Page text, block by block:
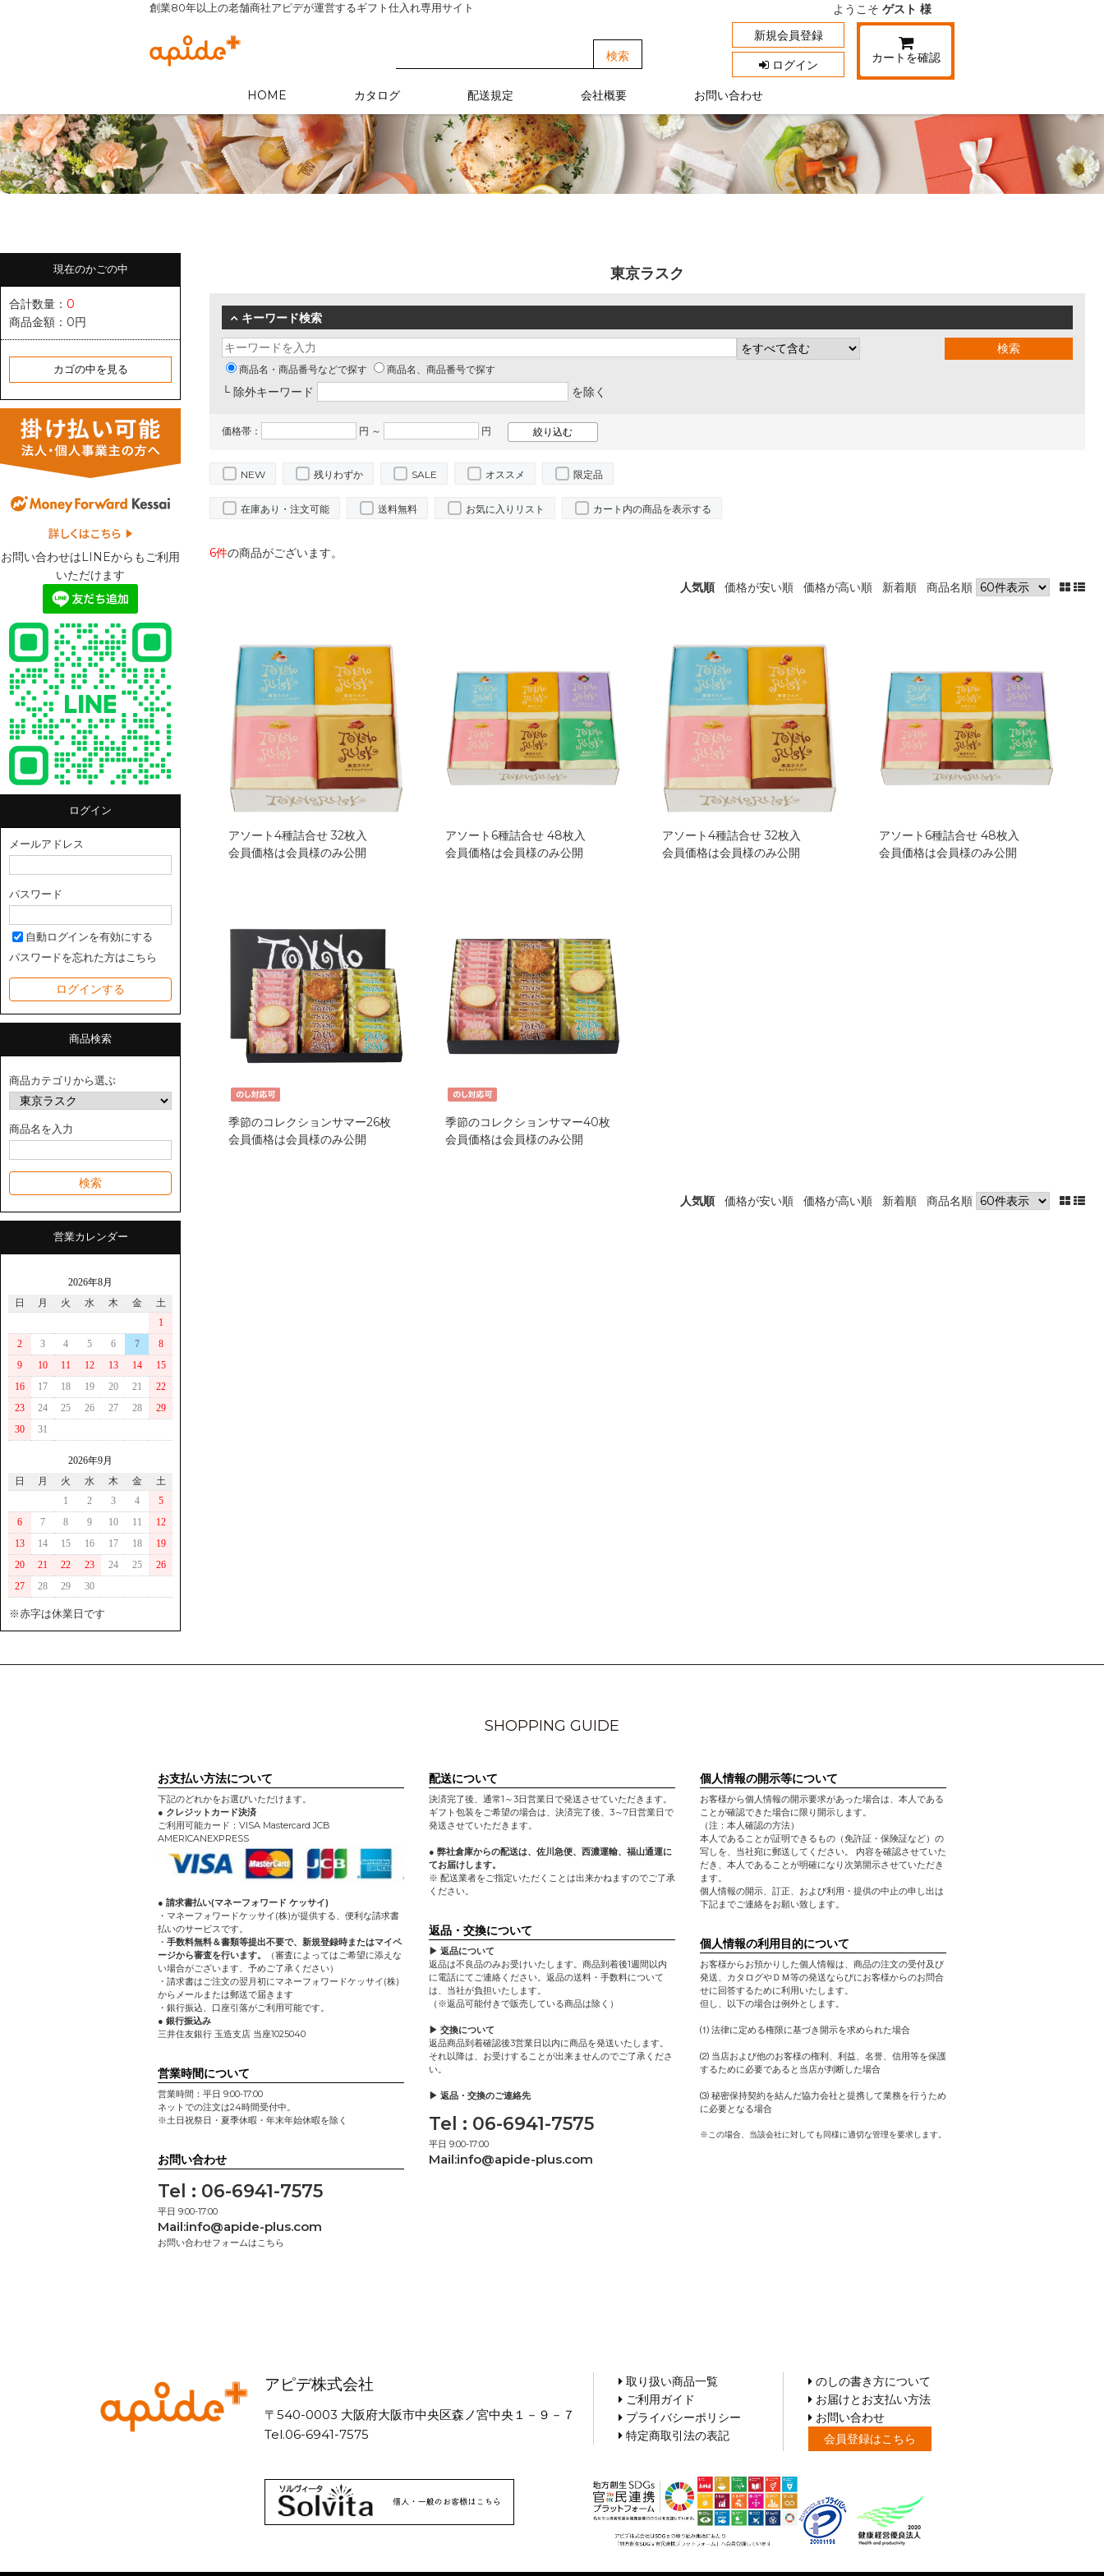
創業80年以上の老舗商社アピデが運営するギフト仕入れ専用サイト ようこそ ゲスト 様
新規会員登録
ログイン
カートを確認
HOME カタログ 配送規定 会社概要 お問い合わせ
現在のかごの中
合計数量： 0
商品金額： 0円
カゴの中を見る
お問い合わせはLINEからもご利用
いただけます
ログイン
メールアドレス
パスワード
自動ログインを有効にする
パスワードを忘れた方はこちら
商品検索
商品カテゴリから選ぶ
商品名を入力
営業カレンダー
2026年8月
日
月 火 水 木 金
土
1
2
3 4 5 6 7
8
9
10 11 12 13 14
15
16
17 18 19 20 21
22
23
24 25 26 27 28
29
30
31
2026年9月
日
月 火 水 木 金
土
1
2 3 4
5
6
7 8 9 10 11
12
13
14 15 16 17 18
19
20
21 22 23 24 25
26
27
28 29 30
※赤字は休業日です
東京ラスク
キーワード検索
商品名・商品番号などで探す 商品名、商品番号で探す
└ 除外キーワード を除く
価格帯： 円 ～ 円
NEW 残りわずか SALE オススメ 限定品
在庫あり・注文可能 送料無料 お気に入りリスト カート内の商品を表示する
6件の商品がございます。
人気順 価格が安い順 価格が高い順 新着順 商品名順
アソート4種詰合せ 32枚入
会員価格は会員様のみ公開
アソート6種詰合せ 48枚入
会員価格は会員様のみ公開
アソート4種詰合せ 32枚入
会員価格は会員様のみ公開
アソート6種詰合せ 48枚入
会員価格は会員様のみ公開
季節のコレクションサマー26枚
会員価格は会員様のみ公開
季節のコレクションサマー40枚
会員価格は会員様のみ公開
人気順 価格が安い順 価格が高い順 新着順 商品名順
SHOPPING GUIDE
お支払い方法について
下記のどれかをお選びいただけます。
● クレジットカード決済
ご利用可能カード：VISA Mastercard JCB
AMERICANEXPRESS
● 請求書払い(マネーフォワード ケッサイ)
・マネーフォワードケッサイ(株)が提供する、便利な請求書
払いのサービスです。
・ 手数料無料＆書類等提出不要で、新規登録時またはマイペ
ージから審査を行います。
（審査によってはご希望に添えな
い場合がございます、予めご了承ください）
・請求書はご注文の翌月初にマネーフォワードケッサイ(株)
からメールまたは郵送で届きます
・銀行振込、口座引落がご利用可能です。
● 銀行振込み
三井住友銀行 玉造支店 当座1025040
営業時間について
営業時間：平日 9:00-17:00
ネットでの注文は24時間受付中。
※土日祝祭日・夏季休暇・年末年始休暇を除く
お問い合わせ
Tel : 06-6941-7575
平日 9:00-17:00
Mail:info@apide-plus.com
お問い合わせフォームはこちら
配送について
決済完了後、通常1～3日営業日で発送させていただきます。
ギフト包装をご希望の場合は、決済完了後、3～7日営業日で
発送させていただきます。
● 弊社倉庫からの配送は、佐川急便、西濃運輸、福山通運に
てお届けします。
※ 配送業者をご指定いただくことは出来かねますのでご了承
ください。
返品・交換について
▶ 返品について
返品は不良品のみお受けいたします。商品到着後1週間以内
に電話にてご連絡ください。返品の送料・手数料について
は、当社が負担いたします。
（※返品可能付きで販売している商品は除く）
▶ 交換について
返品商品到着確認後3営業日以内に商品を発送いたします。
それ以降は、お受けすることが出来ませんのでご了承くださ
い。
▶ 返品・交換のご連絡先
Tel : 06-6941-7575
平日 9:00-17:00
Mail:info@apide-plus.com
個人情報の開示等について
お客様から個人情報の開示要求があった場合は、本人である
ことが確認できた場合に限り開示します。
（注：本人確認の方法）
本人であることが証明できるもの（免許証・保険証など）の
写しを、当社宛に郵送してください。 内容を確認させていた
だき、本人であることが明確になり次第開示させていただき
ます。
個人情報の開示、訂正、および利用・提供の中止の申し出は
下記までご連絡をお願い致します。
個人情報の利用目的について
お客様からお預かりした個人情報は、商品の注文の受付及び
発送、カタログやＤＭ等の発送ならびにお客様からのお問合
せに回答するために利用いたします。
但し、以下の場合は例外とします。
⑴ 法律に定める権限に基づき開示を求められた場合
⑵ 当店および他のお客様の権利、利益、名誉、信用等を保護
するために必要であると当店が判断した場合
⑶ 秘密保持契約を結んだ協力会社と提携して業務を行うため
に必要となる場合
※この場合、当該会社に対しても同様に適切な管理を要求します。
アピデ株式会社
〒540-0003 大阪府大阪市中央区森ノ宮中央１－９－７
Tel.06-6941-7575
取り扱い商品一覧
ご利用ガイド
プライバシーポリシー
特定商取引法の表記
のしの書き方について
お届けとお支払い方法
お問い合わせ
会員登録はこちら